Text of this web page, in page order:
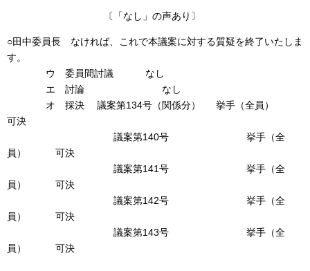
〔「なし」の声あり〕
○田中委員長 なければ、これで本議案に対する質疑を終了いたしま
す。
ウ 委員間討議 なし
エ 討論 なし
オ 採決 議案第134号（関係分） 挙手（全員）
可決
議案第140号 挙手（全
員） 可決
議案第141号 挙手（全
員） 可決
議案第142号 挙手（全
員） 可決
議案第143号 挙手（全
員） 可決